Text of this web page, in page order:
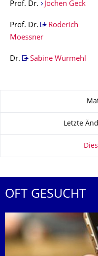
Prof. Dr. Jochen Geck
Prof. Dr.
Roderich
Moessner
Dr. Sabine Wurmehl
Letzte
OFT GESUCHT